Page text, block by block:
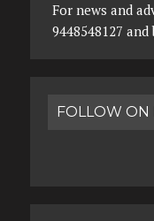
For news and
9448548127
FOLLOW ON